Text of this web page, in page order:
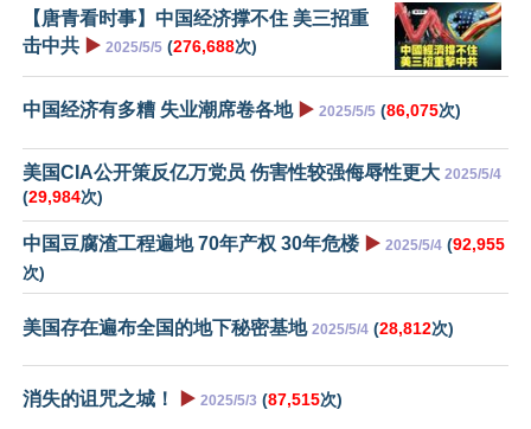
【唐青看时事】中国经济撑不住 美三招重
击中共 ▶️ 2025/5/5 (276,688次)
中国经济有多糟 失业潮席卷各地 ▶️ 2025/5/5 (86,075次)
美国CIA公开策反亿万党员 伤害性较强侮辱性更大 2025/5/4
(29,984次)
中国豆腐渣工程遍地 70年产权 30年危楼 ▶️ 2025/5/4 (92,955
次)
美国存在遍布全国的地下秘密基地 2025/5/4 (28,812次)
消失的诅咒之城！ ▶️ 2025/5/3 (87,515次)